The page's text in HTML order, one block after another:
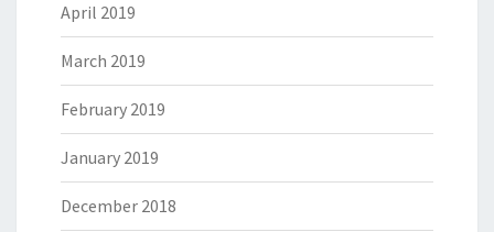
April 2019
March 2019
February 2019
January 2019
December 2018